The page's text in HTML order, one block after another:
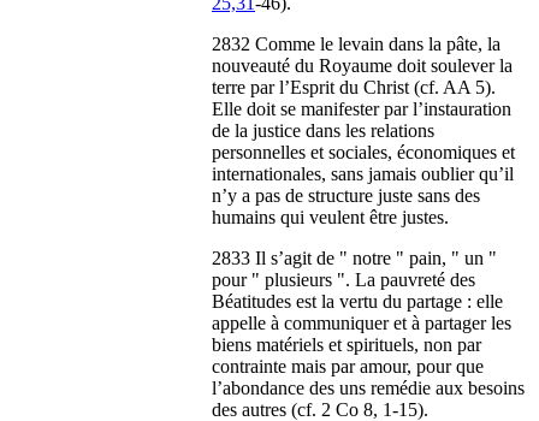
2832 Comme le levain dans la pâte, la
nouveauté du Royaume doit soulever la
terre par l’Esprit du Christ (cf. AA 5).
Elle doit se manifester par l’instauration
de la justice dans les relations
personnelles et sociales, économiques et
internationales, sans jamais oublier qu’il
n’y a pas de structure juste sans des
humains qui veulent être justes.
2833 Il s’agit de " notre " pain, " un "
pour " plusieurs ". La pauvreté des
Béatitudes est la vertu du partage : elle
appelle à communiquer et à partager les
biens matériels et spirituels, non par
contrainte mais par amour, pour que
l’abondance des uns remédie aux besoins
des autres (cf. 2 Co 8, 1-15).